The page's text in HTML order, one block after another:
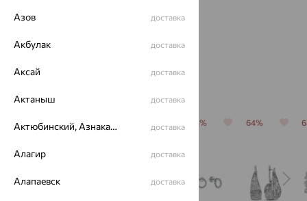
64% 64% 64% 64%
Азов доставка
Акбулак доставка
Аксай доставка
Актаныш доставка
Актюбинский, Азнакаевский район доставка
Алагир доставка
Алапаевск доставка